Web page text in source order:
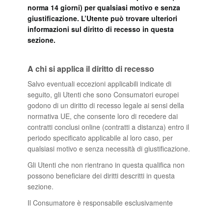
norma 14 giorni) per qualsiasi motivo e senza
giustificazione. L’Utente può trovare ulteriori
informazioni sul diritto di recesso in questa
sezione.
A chi si applica il diritto di recesso
Salvo eventuali eccezioni applicabili indicate di
seguito, gli Utenti che sono Consumatori europei
godono di un diritto di recesso legale ai sensi della
normativa UE, che consente loro di recedere dai
contratti conclusi online (contratti a distanza) entro il
periodo specificato applicabile al loro caso, per
qualsiasi motivo e senza necessità di giustificazione.
Gli Utenti che non rientrano in questa qualifica non
possono beneficiare dei diritti descritti in questa
sezione.
Il Consumatore è responsabile esclusivamente